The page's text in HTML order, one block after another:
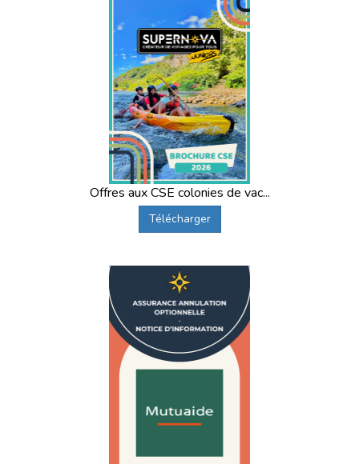
Offres aux CSE colonies de vac...
Télécharger